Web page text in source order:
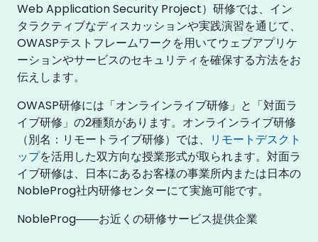
Web Application Security Project）研修では、イン
タラクティブなディスカッションや実践演習を通じて、
OWASPテストフレームワークを用いてウェブアプリケ
ーションやサービスのセキュリティを確保する方法をお
伝えします。
OWASP研修には「オンラインライブ研修」と「対面ラ
イブ研修」の2種類があります。オンラインライブ研修
（別名：リモートライブ研修）では、
リモートデスクト
ップを活用した双方向な授業形式が取られます。対面ラ
イブ研修は、日本にあるお客様の事業所内または日本の
NobleProg社内研修センターにて実施可能です。
NobleProg――お近くの研修サービス提供企業